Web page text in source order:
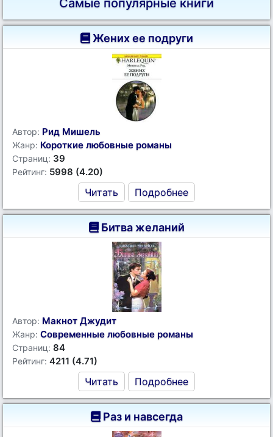
Самые популярные книги
Жених ее подруги
Автор: Рид Мишель
Жанр: Короткие любовные романы
Страниц: 39
Рейтинг: 5998 (4.20)
Читать Подробнее
Битва желаний
Автор: Макнот Джудит
Жанр: Современные любовные романы
Страниц: 84
Рейтинг: 4211 (4.71)
Читать Подробнее
Раз и навсегда